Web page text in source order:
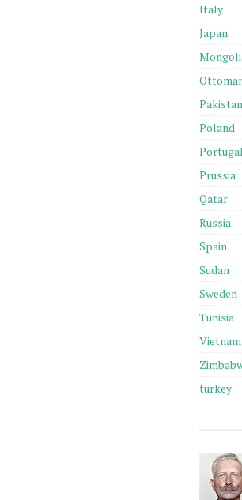
Italy
Japan
Pakistan
Poland
Prussia
Qatar
Russia
Spain
Sudan
Sweden
Tunisia
Vietnam
turkey